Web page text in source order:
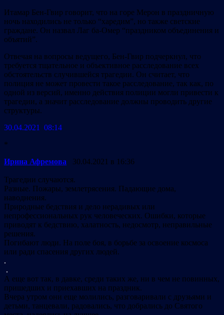
Итамар Бен-Гвир говорит, что на горе Мерон в праздничную
ночь находились не только “харедим”, но также светские
граждане. Он назвал Лаг ба-Омер “праздником объединения и
объятий”.
Отвечая на вопросы ведущего, Бен-Гвир подчеркнул, что
требуется тщательное и объективное расследование всех
обстоятельств случившейся трагедии. Он считает, что
полиция не может провести такое расследование, так как, по
одной из версий, именно действия полиции могли привести к
трагедии, а значит расследование должны проводить другие
структуры.
30.04.2021 08:14
*
Ирина Афремова 30.04.2021 в 16:36
Трагедии случаются.
Разные. Пожары, землетрясения. Падающие дома,
наводнения.
Природные бедствия и дело нерадивых или
непрофессиональных рук человеческих. Ошибки, которые
приводят к бедствию, халатность, недосмотр, неправильные
решения.
Погибают люди. На поле боя, в борьбе за освоение космоса
или ради спасения других людей.
.
.
А еще вот так, в давке, среди таких же, ни в чем не повинных,
пришедших и приехавших на праздник.
Вчера утром они еще молились, разговаривали с друзьями и
детьми, танцевали, радовались, что добрались до Святого